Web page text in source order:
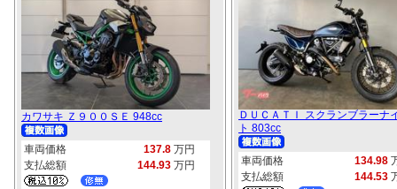
カワサキ Ｚ９００ＳＥ 948cc
車両価格 137.8 万円
支払総額
144.93 万円
ＤＵＣＡＴＩ スクランブラーナ
ト 803cc
車両価格 134.98
支払総額
144.53